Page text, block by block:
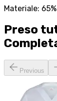
Materiale:
Preso
Previous